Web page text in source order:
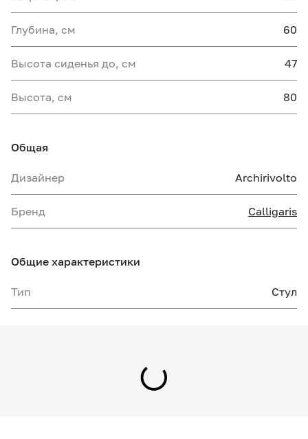
Глубина, см 60
Высота сиденья до, см 47
Высота, см 80
Общая
Дизайнер Archirivolto
Бренд Calligaris
Общие характеристики
Тип Стул